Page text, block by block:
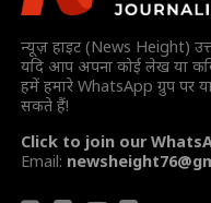
न्यूज़ हाइट (News Height)
यदि आप अपना कोई लेख या
हमें हमारे WhatsApp ग्रुप पर
सकते हैं!
Click to join our
Email: